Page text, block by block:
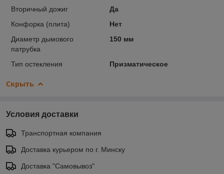
Вторичный дожиг
Да
Конфорка (плита)
Нет
Диаметр дымового
патрубка
150 мм
Тип остекления Призматическое
Скрыть
Условия доставки
Транспортная компания
Доставка курьером по г. Минску
Доставка "Самовывоз"